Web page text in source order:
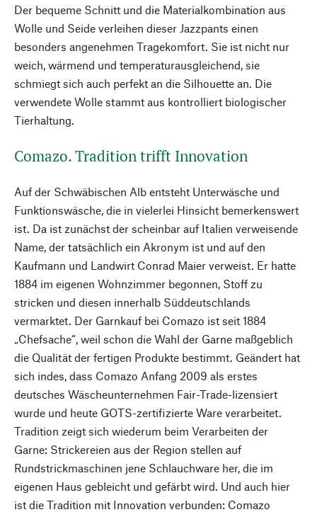
Der bequeme Schnitt und die Materialkombination aus
Wolle und Seide verleihen dieser Jazzpants einen
besonders angenehmen Tragekomfort. Sie ist nicht nur
weich, wärmend und temperaturausgleichend, sie
schmiegt sich auch perfekt an die Silhouette an. Die
verwendete Wolle stammt aus kontrolliert biologischer
Tierhaltung.
Comazo. Tradition trifft Innovation
Auf der Schwäbischen Alb entsteht Unterwäsche und
Funktionswäsche, die in vielerlei Hinsicht bemerkenswert
ist. Da ist zunächst der scheinbar auf Italien verweisende
Name, der tatsächlich ein Akronym ist und auf den
Kaufmann und Landwirt Conrad Maier verweist. Er hatte
1884 im eigenen Wohnzimmer begonnen, Stoff zu
stricken und diesen innerhalb Süddeutschlands
vermarktet. Der Garnkauf bei Comazo ist seit 1884
„Chefsache“, weil schon die Wahl der Garne maßgeblich
die Qualität der fertigen Produkte bestimmt. Geändert hat
sich indes, dass Comazo Anfang 2009 als erstes
deutsches Wäscheunternehmen Fair-Trade-lizensiert
wurde und heute GOTS-zertifizierte Ware verarbeitet.
Tradition zeigt sich wiederum beim Verarbeiten der
Garne: Strickereien aus der Region stellen auf
Rundstrickmaschinen jene Schlauchware her, die im
eigenen Haus gebleicht und gefärbt wird. Und auch hier
ist die Tradition mit Innovation verbunden: Comazo